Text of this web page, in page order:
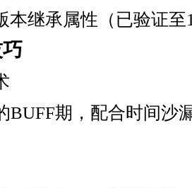
本继承属性（已验证至
BUFF期，配合时间沙